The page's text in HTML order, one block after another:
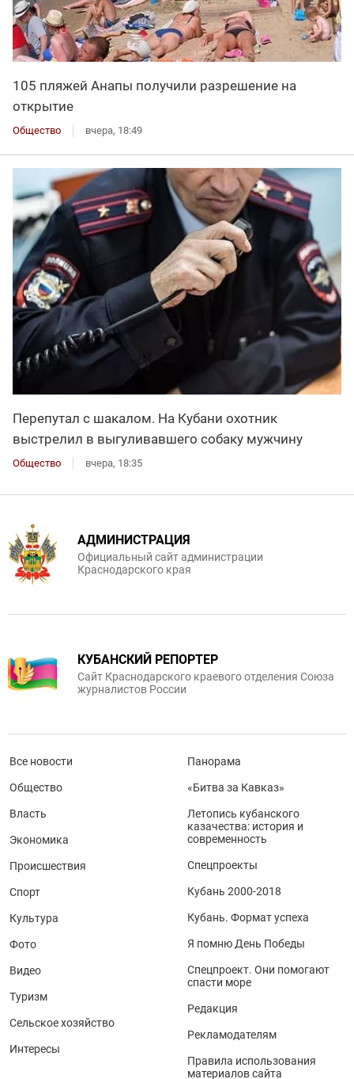
105 пляжей Анапы получили разрешение на
открытие
Общество вчера, 18:49
Перепутал с шакалом. На Кубани охотник
выстрелил в выгуливавшего собаку мужчину
Общество вчера, 18:35
АДМИНИСТРАЦИЯ
Официальный сайт администрации
Краснодарского края
КУБАНСКИЙ РЕПОРТЕР
Сайт Краснодарского краевого отделения Союза
журналистов России
Все новости
Общество
Власть
Экономика
Происшествия
Спорт
Культура
Фото
Видео
Туризм
Сельское хозяйство
Интересы
Панорама
«Битва за Кавказ»
Летопись кубанского
казачества: история и
современность
Спецпроекты
Кубань 2000-2018
Кубань. Формат успеха
Я помню День Победы
Спецпроект. Они помогают
спасти море
Редакция
Рекламодателям
Правила использования
материалов сайта